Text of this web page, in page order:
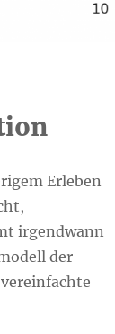
Erleben
irgendwann
der